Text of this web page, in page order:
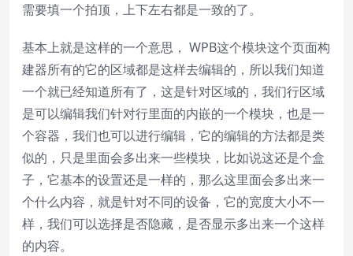
需要填一个拍顶，上下左右都是一致的了。
基本上就是这样的一个意思， WPB这个模块这个页面构
建器所有的它的区域都是这样去编辑的，所以我们知道
一个就已经知道所有了，这是针对区域的，我们行区域
是可以编辑我们针对行里面的内嵌的一个模块，也是一
个容器，我们也可以进行编辑，它的编辑的方法都是类
似的，只是里面会多出来一些模块，比如说这还是个盒
子，它基本的设置还是一样的，那么这里面会多出来一
个什么内容，就是针对不同的设备，它的宽度大小不一
样，我们可以选择是否隐藏，是否显示多出来一个这样
的内容。